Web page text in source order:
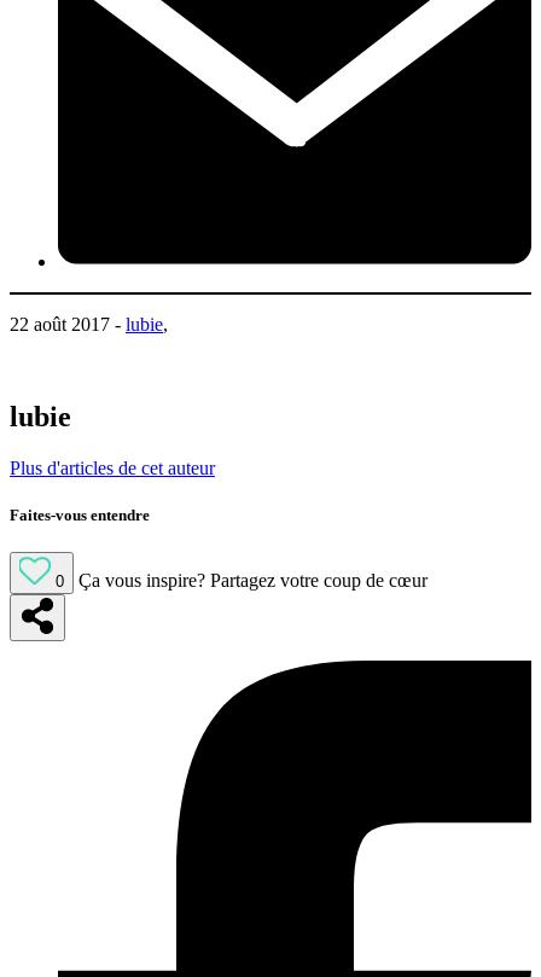
22 août 2017 - lubie,
lubie
Plus d'articles de cet auteur
Faites-vous entendre
0 Ça vous inspire? Partagez votre coup de cœur